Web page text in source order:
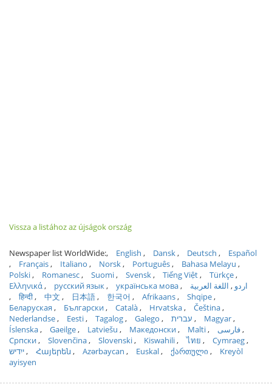
Vissza a listához az újságok ország
Newspaper list WorldWide: English Dansk Deutsch
Español
Français
Italiano Norsk Português
Bahasa Melayu
Polski
Romanesc Suomi Svensk Tiếng Việt
Türkçe
Ελληνικά
русский язык українська мова اردو
اللغة العربية
हिन्दी
中文 日本語 한국어 Afrikaans
Shqipe
Беларуская
Български Català Hrvatska
Čeština
Nederlandse
Eesti Tagalog Galego עברית
Magyar
Íslenska
Gaeilge Latviešu Македонски Malti
فارسی
Српски
Slovenčina Slovenski Kiswahili ไทย
Cymraeg
ייִדיש
Հայերեն Azərbaycan Euskal ქართული
Kreyòl
ayisyen